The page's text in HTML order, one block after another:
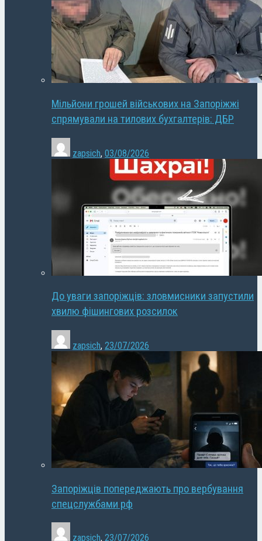
Мільйони грошей військових на Запоріжжі
спрямували на тилових бухгалтерів: ДБР
zapsich, 03/08/2026
До уваги запоріжців: зловмисники запустили
хвилю фішингових розсилок
zapsich, 23/07/2026
Запоріжців попереджають про вербування
спецслужбами рф
zapsich, 23/07/2026